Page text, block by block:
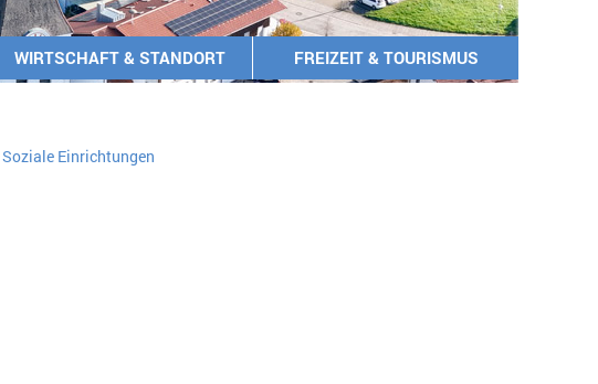
WIRTSCHAFT & STANDORT FREIZEIT & TOURISMUS
Soziale Einrichtungen